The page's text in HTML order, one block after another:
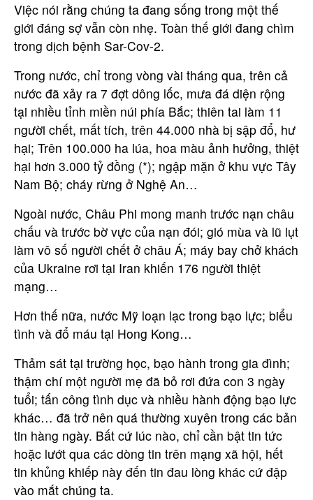
Việc nói rằng chúng ta đang sống trong một thế
giới đáng sợ vẫn còn nhẹ. Toàn thế giới đang chìm
trong dịch bệnh Sar-Cov-2.
Trong nước, chỉ trong vòng vài tháng qua, trên cả
nước đã xảy ra 7 đợt dông lốc, mưa đá diện rộng
tại nhiều tỉnh miền núi phía Bắc; thiên tai làm 11
người chết, mất tích, trên 44.000 nhà bị sập đổ, hư
hại; Trên 100.000 ha lúa, hoa màu ảnh hưởng, thiệt
hại hơn 3.000 tỷ đồng (*); ngập mặn ở khu vực Tây
Nam Bộ; cháy rừng ở Nghệ An…
Ngoài nước, Châu Phi mong manh trước nạn châu
chấu và trước bờ vực của nạn đói; gió mùa và lũ lụt
làm vô số người chết ở châu Á; máy bay chở khách
của Ukraine rơi tại Iran khiến 176 người thiệt
mạng…
Hơn thế nữa, nước Mỹ loạn lạc trong bạo lực; biểu
tình và đổ máu tại Hong Kong…
Thảm sát tại trường học, bạo hành trong gia đình;
thậm chí một người mẹ đã bỏ rơi đứa con 3 ngày
tuổi; tấn công tình dục và nhiều hành động bạo lực
khác… đã trở nên quá thường xuyên trong các bản
tin hàng ngày. Bất cứ lúc nào, chỉ cần bật tin tức
hoặc lướt qua các dòng tin trên mạng xã hội, hết
tin khủng khiếp này đến tin đau lòng khác cứ đập
vào mắt chúng ta.